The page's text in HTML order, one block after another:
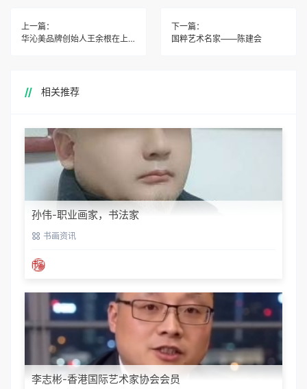
上一篇：
华沁美品牌创始人王余根在上海举办产品内购会
下一篇：
国粹艺术名家——陈建会
相关推荐
孙伟-职业画家，书法家
书画资讯
李志彬-香港国际艺术家协会会员